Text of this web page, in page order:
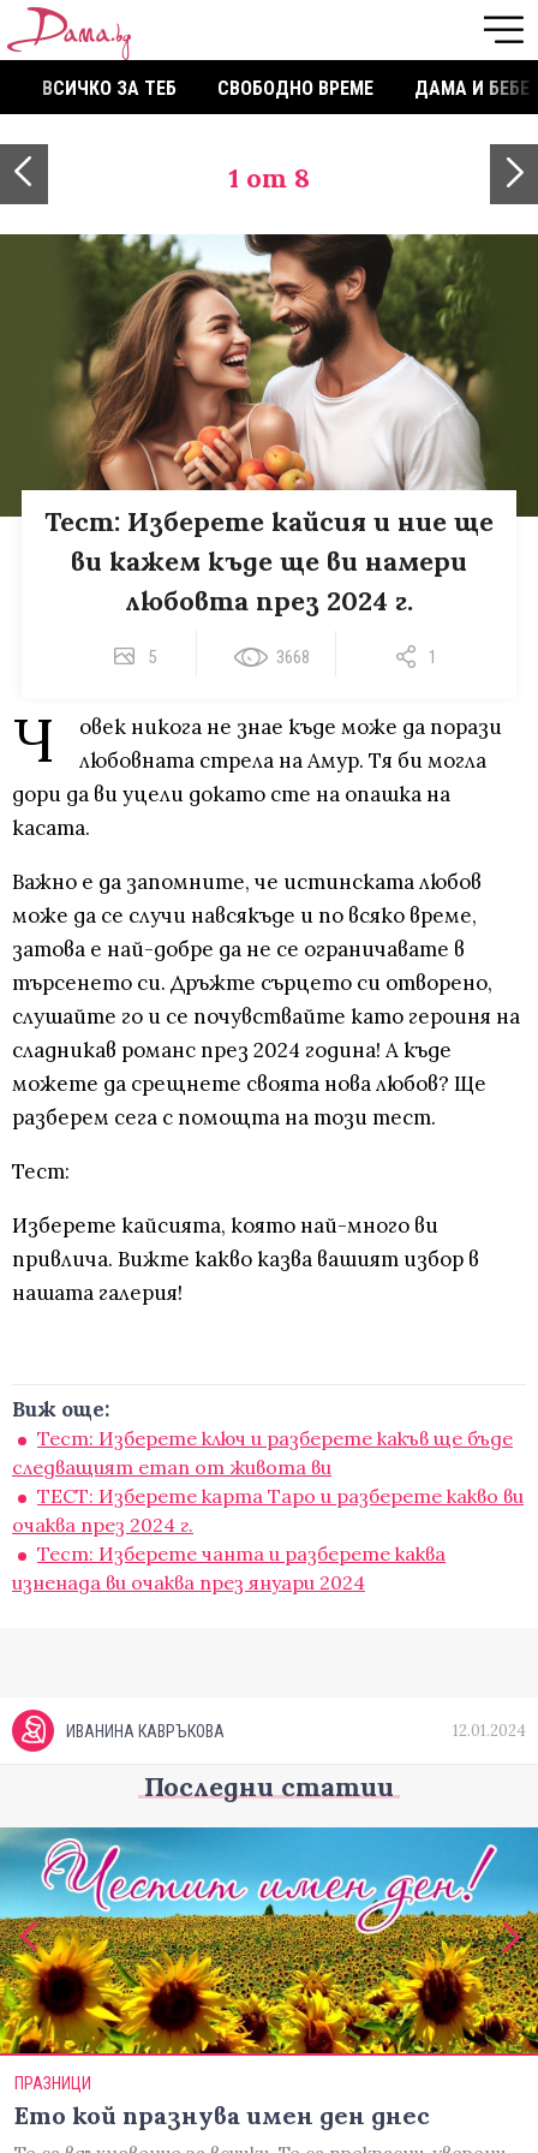
ВСИЧКО ЗА ТЕБ СВОБОДНО ВРЕМЕ ДАМА И БЕБЕ
1 от 8
Тест: Изберете кайсия и ние ще
ви кажем къде ще ви намери
любовта през 2024 г.
5 3668 1
Ч
овек никога не знае къде може да порази
любовната стрела на Амур. Тя би могла
дори да ви уцели докато сте на опашка на
касата.
Важно е да запомните, че истинската любов
може да се случи навсякъде и по всяко време,
затова е най-добре да не се ограничавате в
търсенето си. Дръжте сърцето си отворено,
слушайте го и се почувствайте като героиня на
сладникав романс през 2024 година! А къде
можете да срещнете своята нова любов? Ще
разберем сега с помощта на този тест.
Тест:
Изберете кайсията, която най-много ви
привлича. Вижте какво казва вашият избор в
нашата галерия!
Виж още:
Тест: Изберете ключ и разберете какъв ще бъде
следващият етап от живота ви
ТЕСТ: Изберете карта Таро и разберете какво ви
очаква през 2024 г.
Тест: Изберете чанта и разберете каква
изненада ви очаква през януари 2024
ИВАНИНА КАВРЪКОВА 12.01.2024
Последни статии
ПРАЗНИЦИ
Ето кой празнува имен ден днес